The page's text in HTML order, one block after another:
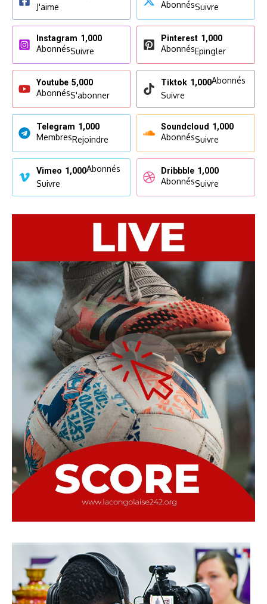
J'aime
AbonnésSuivre
Instagram 1,000
AbonnésSuivre
Pinterest 1,000
AbonnésEpingler
Youtube 5,000
AbonnésS'abonner
Tiktok 1,000Abonnés
Suivre
Telegram 1,000
MembresRejoindre
Soundcloud 1,000
AbonnésSuivre
Vimeo 1,000Abonnés
Suivre
Dribbble 1,000
AbonnésSuivre